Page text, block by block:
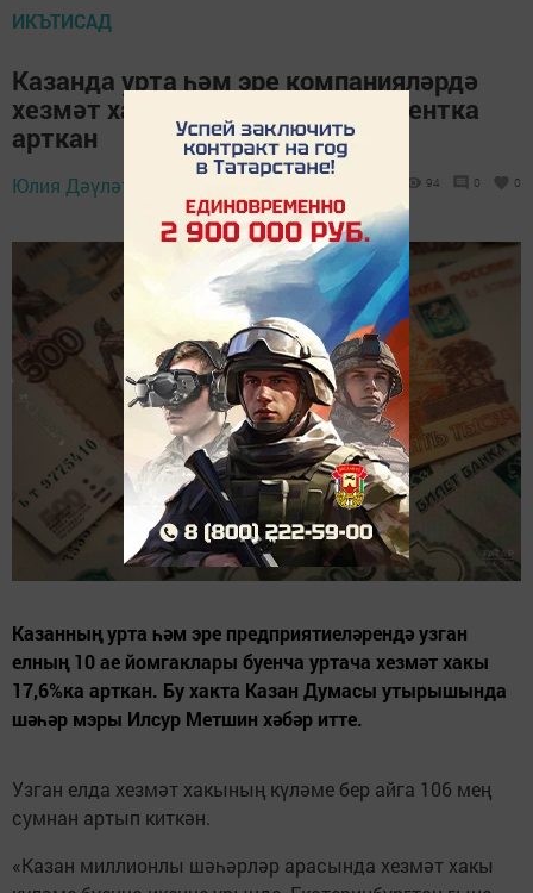
ИКЪТИСАД
Казанда урта һәм эре компанияләрдә
хезмәт хакы узган елда 17 процентка
арткан
Юлия Дәүләтбаева,
25 февраль 2026 -
21:12
94 0 0
Казанның урта һәм эре предприятиеләрендә узган
елның 10 ае йомгаклары буенча уртача хезмәт хакы
17,6%ка арткан. Бу хакта Казан Думасы утырышында
шәһәр мэры Илсур Метшин хәбәр итте.
Узган елда хезмәт хакының күләме бер айга 106 мең
сумнан артып киткән.
«Казан миллионлы шәһәрләр арасында хезмәт хакы